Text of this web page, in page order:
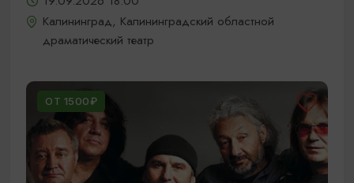
Калининград, Калининградский областной
драматический театр
ОТ 1500₽